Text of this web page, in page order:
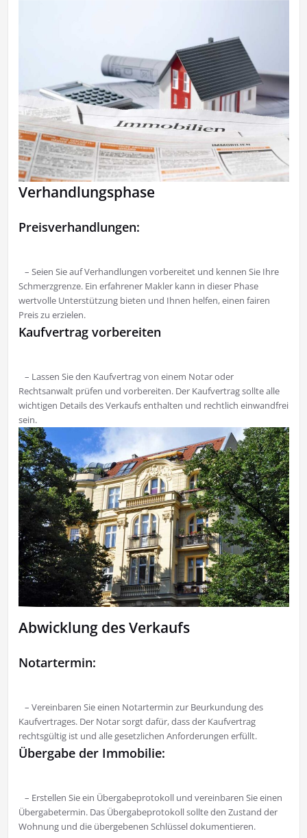
Verhandlungsphase
Preisverhandlungen:
– Seien Sie auf Verhandlungen vorbereitet und kennen Sie Ihre
Schmerzgrenze. Ein erfahrener Makler kann in dieser Phase
wertvolle Unterstützung bieten und Ihnen helfen, einen fairen
Preis zu erzielen.
Kaufvertrag vorbereiten
– Lassen Sie den Kaufvertrag von einem Notar oder
Rechtsanwalt prüfen und vorbereiten. Der Kaufvertrag sollte alle
wichtigen Details des Verkaufs enthalten und rechtlich einwandfrei
sein.
Abwicklung des Verkaufs
Notartermin:
– Vereinbaren Sie einen Notartermin zur Beurkundung des
Kaufvertrages. Der Notar sorgt dafür, dass der Kaufvertrag
rechtsgültig ist und alle gesetzlichen Anforderungen erfüllt.
Übergabe der Immobilie:
– Erstellen Sie ein Übergabeprotokoll und vereinbaren Sie einen
Übergabetermin. Das Übergabeprotokoll sollte den Zustand der
Wohnung und die übergebenen Schlüssel dokumentieren.